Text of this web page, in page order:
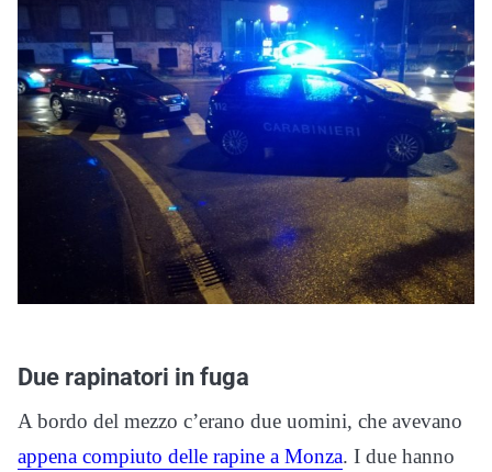
Due rapinatori in fuga
A bordo del mezzo c’erano due uomini, che avevano
appena compiuto delle rapine a Monza. I due hanno